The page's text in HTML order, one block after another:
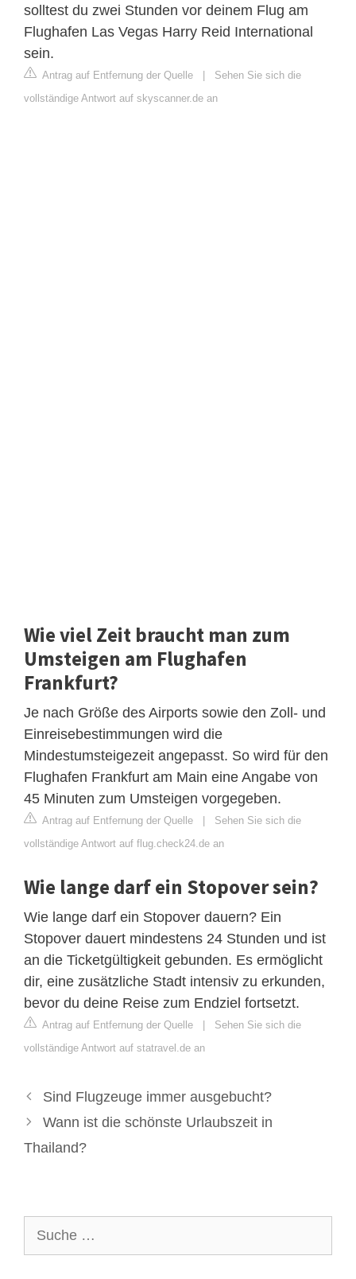
solltest du zwei Stunden vor deinem Flug am
Flughafen Las Vegas Harry Reid International
sein.
Antrag auf Entfernung der Quelle | Sehen Sie sich die
vollständige Antwort auf skyscanner.de an
Wie viel Zeit braucht man zum
Umsteigen am Flughafen
Frankfurt?
Je nach Größe des Airports sowie den Zoll- und
Einreisebestimmungen wird die
Mindestumsteigezeit angepasst. So wird für den
Flughafen Frankfurt am Main eine Angabe von
45 Minuten zum Umsteigen vorgegeben.
Antrag auf Entfernung der Quelle | Sehen Sie sich die
vollständige Antwort auf flug.check24.de an
Wie lange darf ein Stopover sein?
Wie lange darf ein Stopover dauern? Ein
Stopover dauert mindestens 24 Stunden und ist
an die Ticketgültigkeit gebunden. Es ermöglicht
dir, eine zusätzliche Stadt intensiv zu erkunden,
bevor du deine Reise zum Endziel fortsetzt.
Antrag auf Entfernung der Quelle | Sehen Sie sich die
vollständige Antwort auf statravel.de an
Sind Flugzeuge immer ausgebucht?
Wann ist die schönste Urlaubszeit in
Thailand?
nach: